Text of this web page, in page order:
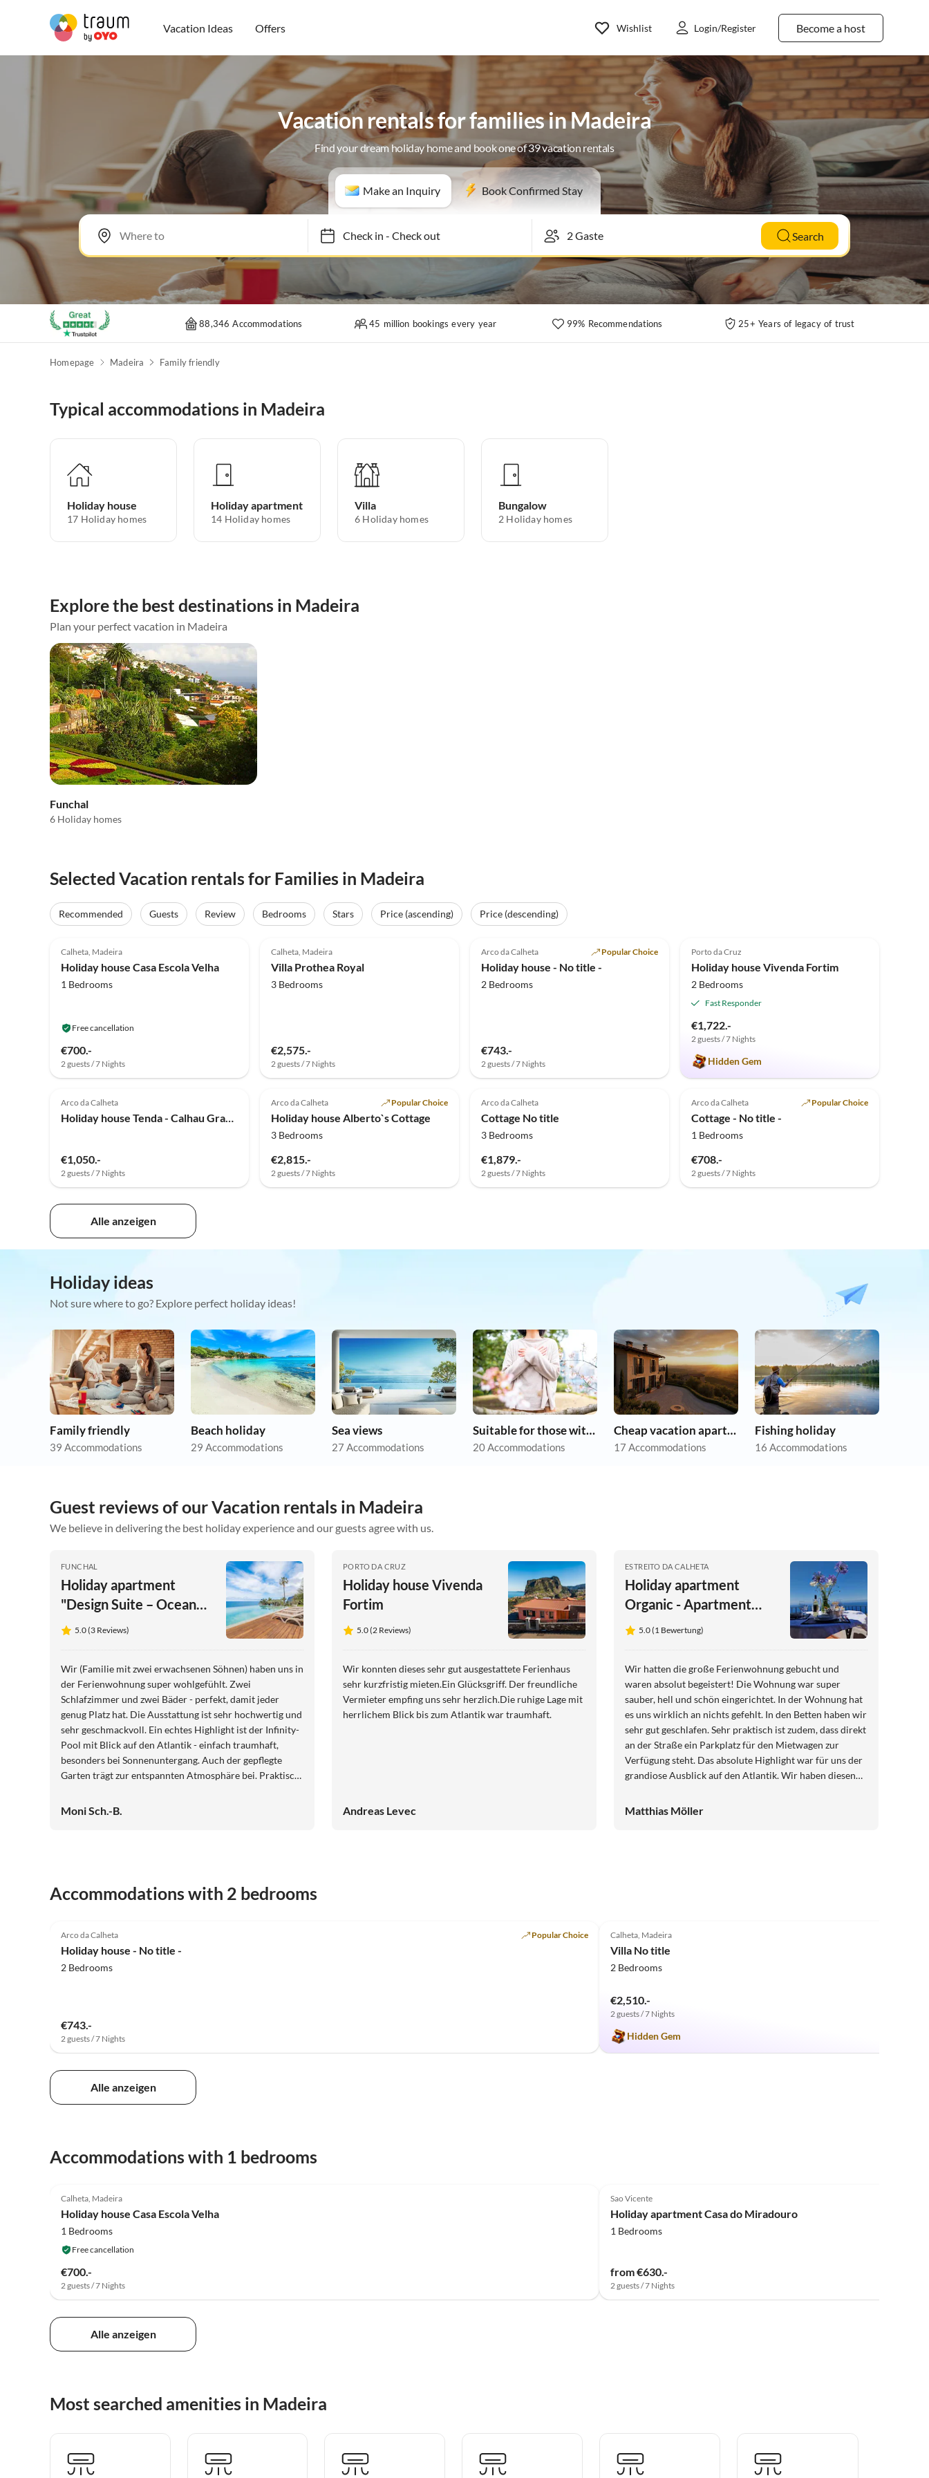
Vacation Ideas Offers Become a host
Wishlist Login/Register
Vacation rentals for families in Madeira
Find your dream holiday home and book one of 39 vacation rentals
Make an Inquiry Book Confirmed Stay
Check in- Check out Search
88,346 Accommodations 45 million bookings every year 99% Recommendations 25+ Years of legacy of trust
Homepage Madeira Family friendly
Typical accommodations in Madeira
Holiday house
17 Holiday homes
Holiday apartment
14 Holiday homes
Villa
6 Holiday homes
Bungalow
2 Holiday homes
Explore the best destinations in Madeira
Plan your perfect vacation in Madeira
Funchal
6 Holiday homes
Selected Vacation rentals for Families in Madeira
Recommended Guests Review Bedrooms Stars Price (ascending) Price (descending)
Top-Listing
Calheta, Madeira
Holiday house Casa Escola Velha
1 Bedrooms
Free cancellation
€700.-
2 guests / 7 Nights
Top-Listing
Calheta, Madeira
Villa Prothea Royal
3 Bedrooms
€2,575.-
2 guests / 7 Nights
Arco da Calheta Popular Choice
Holiday house - No title -
2 Bedrooms
€743.-
2 guests / 7 Nights
Porto da Cruz
Holiday house Vivenda Fortim
2 Bedrooms
Fast Responder
€1,722.-
2 guests / 7 Nights
Hidden Gem
5.0 (1)
Arco da Calheta
Holiday house Tenda - Calhau Grande
€1,050.-
2 guests / 7 Nights
Top-Listing
5.0 (1)
Arco da Calheta Popular Choice
Holiday house Alberto`s Cottage
3 Bedrooms
€2,815.-
2 guests / 7 Nights
Arco da Calheta
Cottage No title
3 Bedrooms
€1,879.-
2 guests / 7 Nights
Top-Listing
Arco da Calheta Popular Choice
Cottage - No title -
1 Bedrooms
€708.-
2 guests / 7 Nights
Alle anzeigen
Holiday ideas
Not sure where to go? Explore perfect holiday ideas!
Family friendly
39 Accommodations
Beach holiday
29 Accommodations
Sea views
27 Accommodations
Suitable for those with allergies
20 Accommodations
Cheap vacation apartments
17 Accommodations
Fishing holiday
16 Accommodations
Guest reviews of our Vacation rentals in Madeira
We believe in delivering the best holiday experience and our guests agree with us.
FUNCHAL
Holiday apartment
"Design Suite – Ocean
View & Sound at Praia
5.0 (3 Reviews)
Wir (Familie mit zwei erwachsenen Söhnen) haben uns in
der Ferienwohnung super wohlgefühlt. Zwei
Schlafzimmer und zwei Bäder - perfekt, damit jeder
genug Platz hat. Die Ausstattung ist sehr hochwertig und
sehr geschmackvoll. Ein echtes Highlight ist der Infinity-
Pool mit Blick auf den Atlantik - einfach traumhaft,
besonders bei Sonnenuntergang. Auch der gepflegte
Garten trägt zur entspannten Atmosphäre bei. Praktisch:
unser Mietwagen stand sicher auf einem überdachten
Moni Sch.-B.
PORTO DA CRUZ
Holiday house Vivenda
Fortim
5.0 (2 Reviews)
Wir konnten dieses sehr gut ausgestattete Ferienhaus
sehr kurzfristig mieten.Ein Glücksgriff. Der freundliche
Vermieter empfing uns sehr herzlich.Die ruhige Lage mit
herrlichem Blick bis zum Atlantik war traumhaft.
Andreas Levec
ESTREITO DA CALHETA
Holiday apartment
Organic - Apartment
Casa Biologica
5.0 (1 Bewertung)
Wir hatten die große Ferienwohnung gebucht und
waren absolut begeistert! Die Wohnung war super
sauber, hell und schön eingerichtet. In der Wohnung hat
es uns wirklich an nichts gefehlt. In den Betten haben wir
sehr gut geschlafen. Sehr praktisch ist zudem, dass direkt
an der Straße ein Parkplatz für den Mietwagen zur
Verfügung steht. Das absolute Highlight war für uns der
grandiose Ausblick auf den Atlantik. Wir haben diesen
genossen! Zudem ist die Lage ideal für Ausflüge. Ein
Matthias Möller
Accommodations with 2 bedrooms
Arco da Calheta Popular Choice
Holiday house - No title -
2 Bedrooms
€743.-
2 guests / 7 Nights
Calheta, Madeira
Villa No title
2 Bedrooms
€2,510.-
2 guests / 7 Nights
Hidden Gem
Alle anzeigen
Accommodations with 1 bedrooms
Calheta, Madeira
Holiday house Casa Escola Velha
1 Bedrooms
Free cancellation
€700.-
2 guests / 7 Nights
Sao Vicente
Holiday apartment Casa do Miradouro
1 Bedrooms
from €630.-
2 guests / 7 Nights
Alle anzeigen
Most searched amenities in Madeira